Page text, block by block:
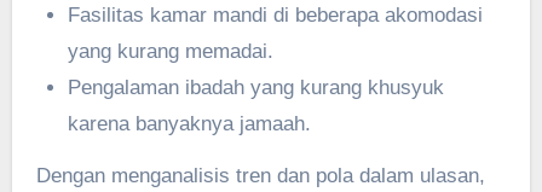
Fasilitas kamar mandi di beberapa akomodasi
yang kurang memadai.
Pengalaman ibadah yang kurang khusyuk
karena banyaknya jamaah.
Dengan menganalisis tren dan pola dalam ulasan,